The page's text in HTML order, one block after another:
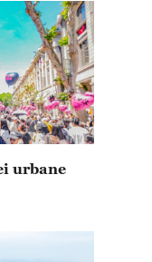
urbane